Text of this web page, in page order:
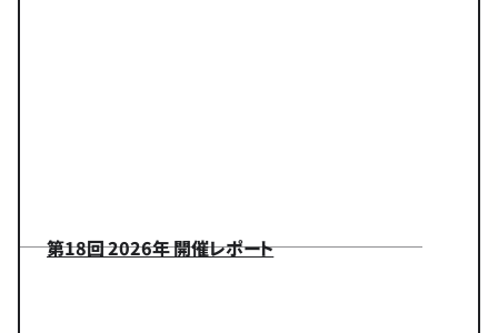
第18回 2026年 開催レポート